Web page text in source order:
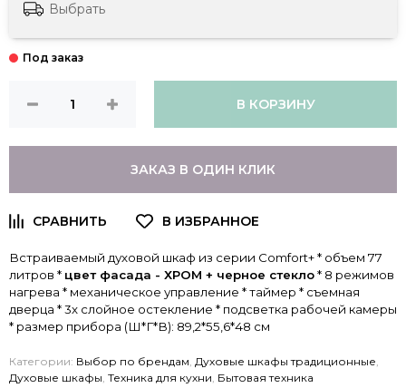
Выбрать
В КОРЗИНУ
ЗАКАЗ В ОДИН КЛИК
Встраиваемый духовой шкаф из серии Comfort+ * объем 77
литров * цвет фасада - ХРОМ + черное стекло* 8 режимов
нагрева * механическое управление * таймер * съемная
дверца * 3х слойное остекление * подсветка рабочей камеры
* размер прибора (Ш*Г*В): 89,2*55,6*48 см
Категории: Выбор по брендам, Духовые шкафы традиционные,
Духовые шкафы, Техника для кухни, Бытовая техника